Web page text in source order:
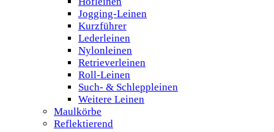
Jogging-Leinen
Kurzführer
Lederleinen
Nylonleinen
Retrieverleinen
Roll-Leinen
Such- & Schleppleinen
Weitere Leinen
Maulkörbe
Reflektierend